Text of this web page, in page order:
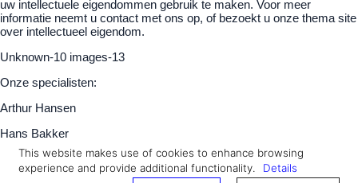
uw intellectuele eigendommen gebruik te maken. Voor meer
informatie neemt u contact met ons op, of bezoekt u onze thema site
over intellectueel eigendom.
Unknown-10 images-13
Onze specialisten:
Arthur Hansen
Hans Bakker
Speciaal voor het bedrijfsleven hebben we gunstige
bedrijfsabonnementen in het leven geroepen waarin we een aantal
This website makes use of cookies to enhance browsing
experience and provide additional functionality.
Details